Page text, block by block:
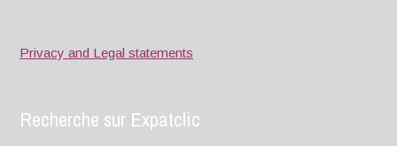
Privacy and Legal statements
Recherche sur Expatclic